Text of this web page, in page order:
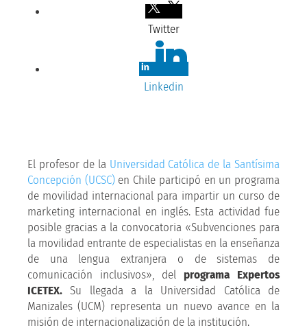
Twitter
Linkedin
El profesor de la Universidad Católica de la Santísima
Concepción (UCSC)en Chile participó en un programa
de movilidad internacional para impartir un curso de
marketing internacional en inglés. Esta actividad fue
posible gracias a la convocatoria «Subvenciones para
la movilidad entrante de especialistas en la enseñanza
de una lengua extranjera o de sistemas de
comunicación inclusivos», del programa Expertos
ICETEX.Su llegada a la Universidad Católica de
Manizales (UCM) representa un nuevo avance en la
misión de internacionalización de la institución.